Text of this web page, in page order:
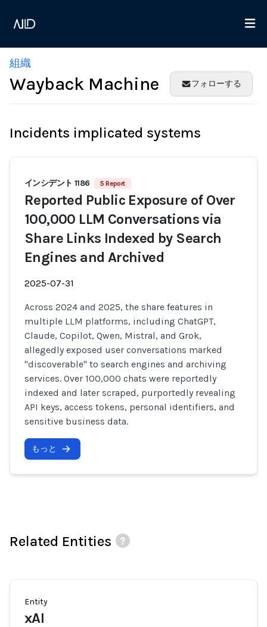
組織
Wayback Machine フォローする
Incidents implicated systems
インシデント 1186 5 Report
Reported Public Exposure of Over
100,000 LLM Conversations via
Share Links Indexed by Search
Engines and Archived
2025-07-31
Across 2024 and 2025, the share features in
multiple LLM platforms, including ChatGPT,
Claude, Copilot, Qwen, Mistral, and Grok,
allegedly exposed user conversations marked
"discoverable" to search engines and archiving
services. Over 100,000 chats were reportedly
indexed and later scraped, purportedly revealing
API keys, access tokens, personal identifiers, and
sensitive business data.
もっと
Related Entities
Entity
xAI